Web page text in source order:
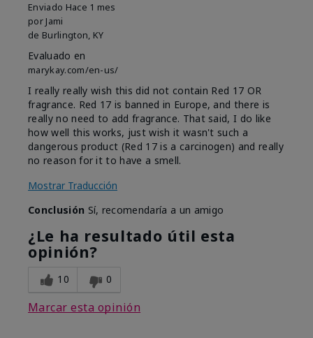
Enviado Hace 1 mes
por Jami
de Burlington, KY
Evaluado en
marykay.com/en-us/
I really really wish this did not contain Red 17 OR
fragrance. Red 17 is banned in Europe, and there is
really no need to add fragrance. That said, I do like
how well this works, just wish it wasn't such a
dangerous product (Red 17 is a carcinogen) and really
no reason for it to have a smell.
Mostrar Traducción
Conclusión Sí, recomendaría a un amigo
¿Le ha resultado útil esta
opinión?
10 0
Marcar esta opinión